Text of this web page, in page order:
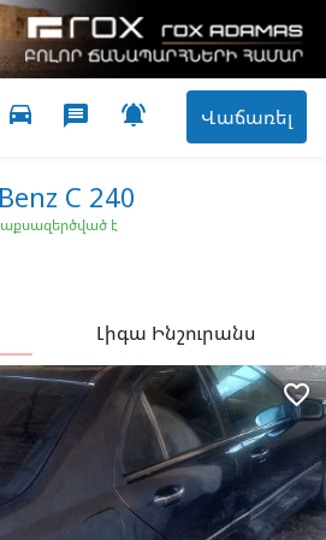
Վաճառել

message
directions_car
C 240
է
Լիգա Ինշուրանս
favorite_border